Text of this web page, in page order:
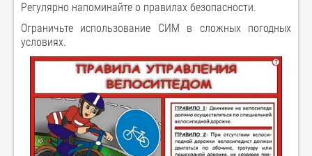
Регулярно напоминайте о правилах безопасности.
Ограничьте использование СИМ в сложных погодных
условиях.